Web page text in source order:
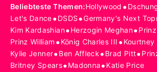
Beliebteste Themen:Hollywood •
Let's Dance•DSDS•Germany's Next
Kim Kardashian•Herzogin Meghan•
Prinz William •König Charles III •Kourtney
Kylie Jenner•Ben Affleck•Brad Pitt•
Britney Spears•Madonna•Katie Price